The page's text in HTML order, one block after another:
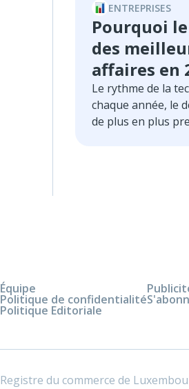
ENTREPRISES
Pourquoi
des
affaires en
Le rythme de la
chaque année, le
de plus en plus
Équipe
Politique de confidentialité
Politique Editoriale
Registre du commerce de